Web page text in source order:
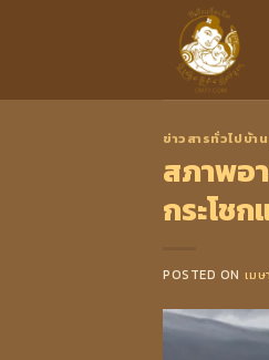
ข่าวสารทั่วไปบ้าน
สภาพอ
กระโช
POSTED ON เม